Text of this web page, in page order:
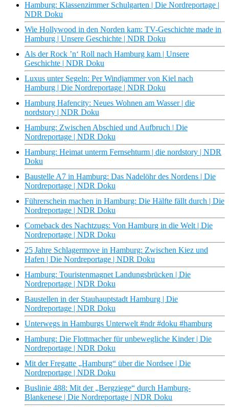
Hamburg: Klassenzimmer Schulgarten | Die Nordreportage |
NDR Doku
Wie Hollywood in den Norden kam: TV-Geschichte made in
Hamburg | Unsere Geschichte | NDR Doku
Als der Rock ’n‘ Roll nach Hamburg kam | Unsere
Geschichte | NDR Doku
Luxus unter Segeln: Per Windjammer von Kiel nach
Hamburg | Die Nordreportage | NDR Doku
Hamburg Hafencity: Neues Wohnen am Wasser | die
nordstory | NDR Doku
Hamburg: Zwischen Abschied und Aufbruch | Die
Nordreportage | NDR Doku
Hamburg: Heimat unterm Fernsehturm | die nordstory | NDR
Doku
Baustelle A7 in Hamburg: Das Nadelöhr des Nordens | Die
Nordreportage | NDR Doku
Führerschein machen in Hamburg: Die Hälfte fällt durch | Die
Nordreportage | NDR Doku
Comeback des Nachtzugs: Von Hamburg in die Welt | Die
Nordreportage | NDR Doku
25 Jahre Schlagermove in Hamburg: Zwischen Kiez und
Hafen | Die Nordreportage | NDR Doku
Hamburg: Touristenmagnet Landungsbrücken | Die
Nordreportage | NDR Doku
Baustellen in der Stauhauptstadt Hamburg | Die
Nordreportage | NDR Doku
Unterwegs in Hamburgs Unterwelt #ndr #doku #hamburg
Hamburg: Die Flottmacher für unbewegliche Kinder | Die
Nordreportage | NDR Doku
Mit der Fregatte „Hamburg“ über die Nordsee | Die
Nordreportage | NDR Doku
Buslinie 488: Mit der „Bergziege“ durch Hamburg-
Blankenese | Die Nordreportage | NDR Doku